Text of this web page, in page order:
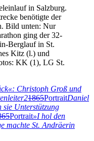
in Salzburg.
benötigte der
Bild unten: Nur
ging der 32-
Berglauf in St.
Kitz (l.) und
KK (1), LG St.
Christoph Groß und
21865PortraitDaniel
sie Unterstützung
Portrait»I hol den
machte St. Andräerin